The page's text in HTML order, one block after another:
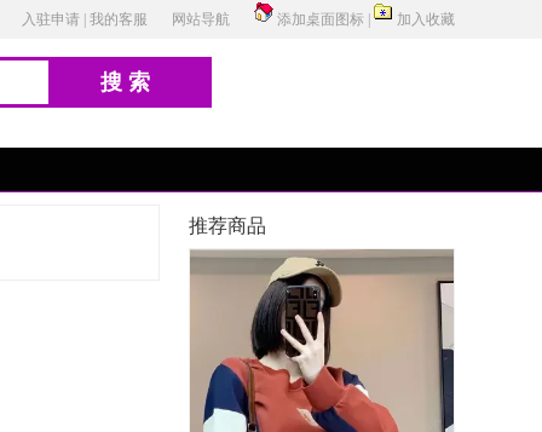
入驻申请 我的客服 网站导航 添加桌面图标 加入收藏
搜索
推荐商品